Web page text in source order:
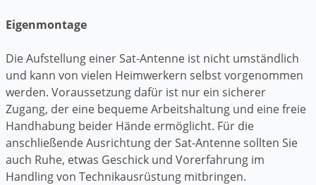
Eigenmontage
Die Aufstellung einer Sat-Antenne ist nicht umständlich
und kann von vielen Heimwerkern selbst vorgenommen
werden. Voraussetzung dafür ist nur ein sicherer
Zugang, der eine bequeme Arbeitshaltung und eine freie
Handhabung beider Hände ermöglicht. Für die
anschließende Ausrichtung der Sat-Antenne sollten Sie
auch Ruhe, etwas Geschick und Vorerfahrung im
Handling von Technikausrüstung mitbringen.